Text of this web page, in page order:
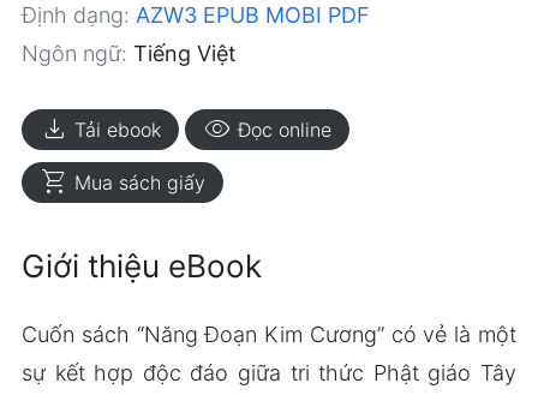
Định dạng: AZW3 EPUB MOBI PDF
Ngôn ngữ: Tiếng Việt
download Tải ebook visibility Đọc online
shopping_cart Mua sách giấy
Giới thiệu eBook
Cuốn sách “Năng Đoạn Kim Cương” có vẻ là một
sự kết hợp độc đáo giữa tri thức Phật giáo Tây